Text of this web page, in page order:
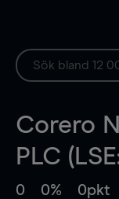
Corero
PLC
0 0% 0pkt